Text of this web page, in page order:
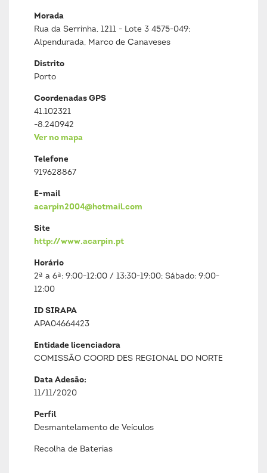
Morada
Rua da Serrinha, 1211 - Lote 3 4575-049;
Alpendurada, Marco de Canaveses
Distrito
Porto
Coordenadas GPS
41.102321
-8.240942
Ver no mapa
Telefone
919628867
E-mail
acarpin2004@hotmail.com
Site
http://www.acarpin.pt
Horário
2ª a 6ª: 9:00-12:00 / 13:30-19:00; Sábado: 9:00-
12:00
ID SIRAPA
APA04664423
Entidade licenciadora
COMISSÃO COORD DES REGIONAL DO NORTE
Data Adesão:
11/11/2020
Perfil
Desmantelamento de Veículos
Recolha de Baterias